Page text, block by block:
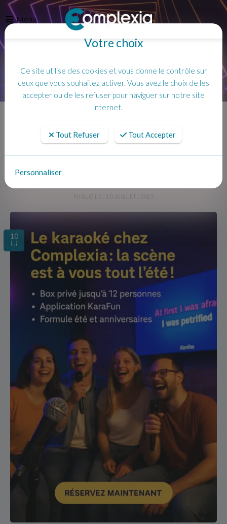
Menu
Accueil
Actualités
🎤 Complexia : Le Karaoké nouvelle génération, proche de Paris
🎤 Complexia : Le Karaoké nouvelle
génération, proche de Paris
PUBLIÉ LE : 10 JUILLET , 2025
10
Juil
Votre choix
Ce site utilise des cookies et vous donne le contrôle sur
ceux que vous souhaitez activer. Vous avez le choix de les
accepter ou de les refuser pour naviguer sur notre site
internet.
Tout Refuser Tout Accepter
Personnaliser